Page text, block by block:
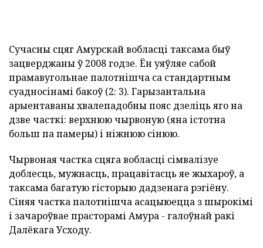
Сучасны сцяг Амурскай вобласці таксама быў
зацверджаны ў 2008 годзе. Ён уяўляе сабой
прамавугольнае палотнішча са стандартным
суадносінамі бакоў (2: 3). Гарызантальна
арыентаваны хвалепадобны пояс дзеліць яго на
дзве часткі: верхнюю чырвоную (яна істотна
больш па памеры) і ніжнюю сінюю.
Чырвоная частка сцяга вобласці сімвалізуе
доблесць, мужнасць, працавітасць яе жыхароў, а
таксама багатую гісторыю дадзенага рэгіёну.
Сіняя частка палотнішча асацыюецца з шырокімі
і зачароўвае прасторамі Амура - галоўнай ракі
Далёкага Усходу.